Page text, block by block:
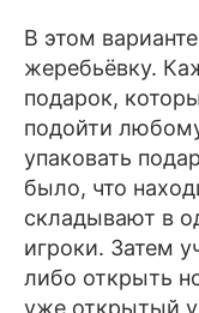
В этом
жеребьёвку.
подарок,
подойти
упаковать
было, что
складывают в
игроки. Затем
либо открыть
уже открытый у